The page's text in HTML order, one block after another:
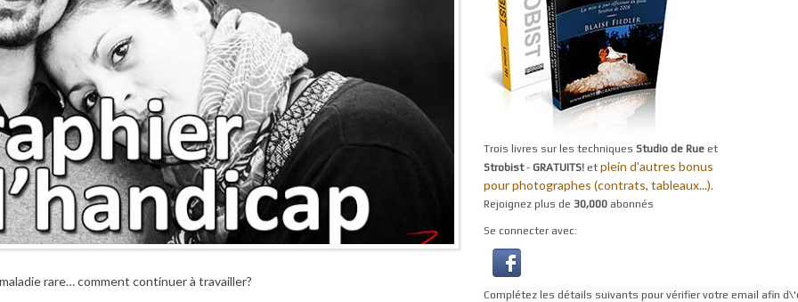
rare… comment continuer à travailler?
Trois livres sur les techniques Studio de Rueet
Strobist- GRATUITS! et plein d'autres bonus
pour photographes (contrats, tableaux...).
Rejoignez plus de 30,000abonnés
Se connecter avec:
Complétez les détails suivants pour vérifier votre email afin